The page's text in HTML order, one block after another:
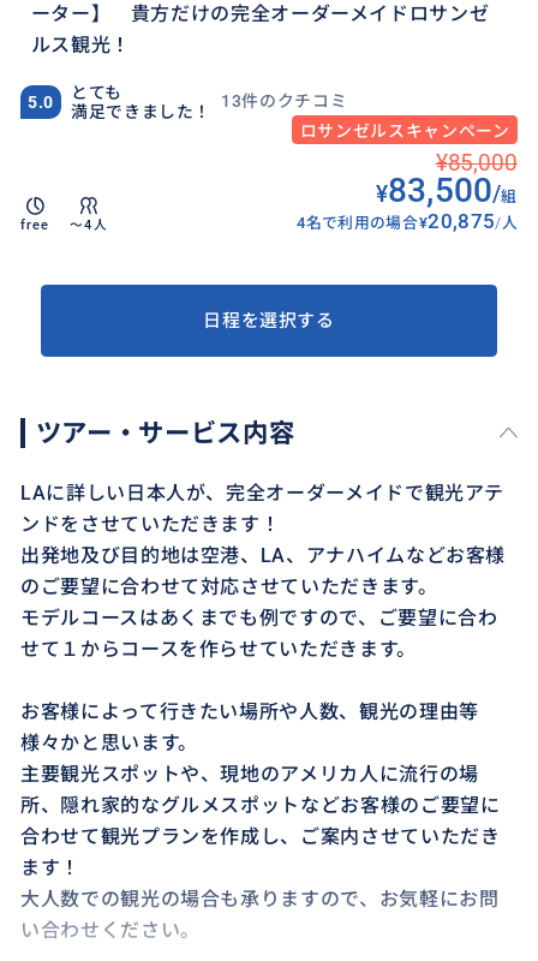
ーター】 貴方だけの完全オーダーメイドロサンゼ
ルス観光！
5.0
とても
満足できました！
13件のクチコミ
ロサンゼルスキャンペーン
free 〜4人
¥85,000
¥83,500/組
4名で利用の場合¥20,875/人
日程を選択する
ツアー・サービス内容
LAに詳しい日本人が、完全オーダーメイドで観光アテ
ンドをさせていただきます！
出発地及び目的地は空港、LA、アナハイムなどお客様
のご要望に合わせて対応させていただきます。
モデルコースはあくまでも例ですので、ご要望に合わ
せて１からコースを作らせていただきます。
お客様によって行きたい場所や人数、観光の理由等
様々かと思います。
主要観光スポットや、現地のアメリカ人に流行の場
所、隠れ家的なグルメスポットなどお客様のご要望に
合わせて観光プランを作成し、ご案内させていただき
ます！
大人数での観光の場合も承りますので、お気軽にお問
い合わせください。